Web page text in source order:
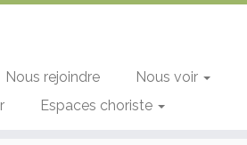
Nous rejoindre Nous voir
Espaces choriste